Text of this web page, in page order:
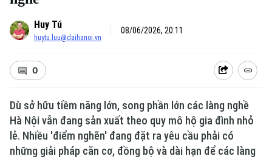
Huy Tú
huytu.luu@daihanoi.vn
08/06/2026, 20:11
0
Dù sở hữu tiềm năng lớn, song phần lớn các làng nghề
Hà Nội vẫn đang sản xuất theo quy mô hộ gia đình nhỏ
lẻ. Nhiều 'điểm nghẽn' đang đặt ra yêu cầu phải có
những giải pháp căn cơ, đồng bộ và dài hạn để các làng